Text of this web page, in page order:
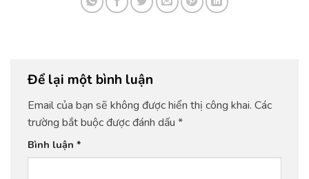
Để lại một bình luận
Email của bạn sẽ không được hiển thị công khai. Các
trường bắt buộc được đánh dấu *
Bình luận *